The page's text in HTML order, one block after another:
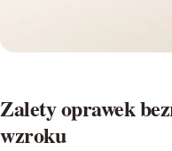
Zalety oprawek
wzroku